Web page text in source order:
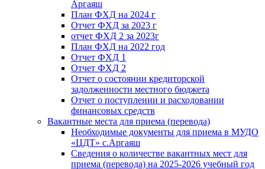
Аргаяш
План ФХД на 2024 г
Отчет ФХД за 2023 г
отчет ФХД 2 за 2023г
План ФХД на 2022 год
Отчет ФХД 1
Отчет ФХД 2
Отчет о состоянии кредиторской
задолженности местного бюджета
Отчет о поступлении и расходовании
финансовых средств
Вакантные места для приема (перевода)
Необходимые документы для приема в МУДО
«ЦДТ» с.Аргаяш
Сведения о количестве вакантных мест для
приема (перевода) на 2025-2026 учебный год